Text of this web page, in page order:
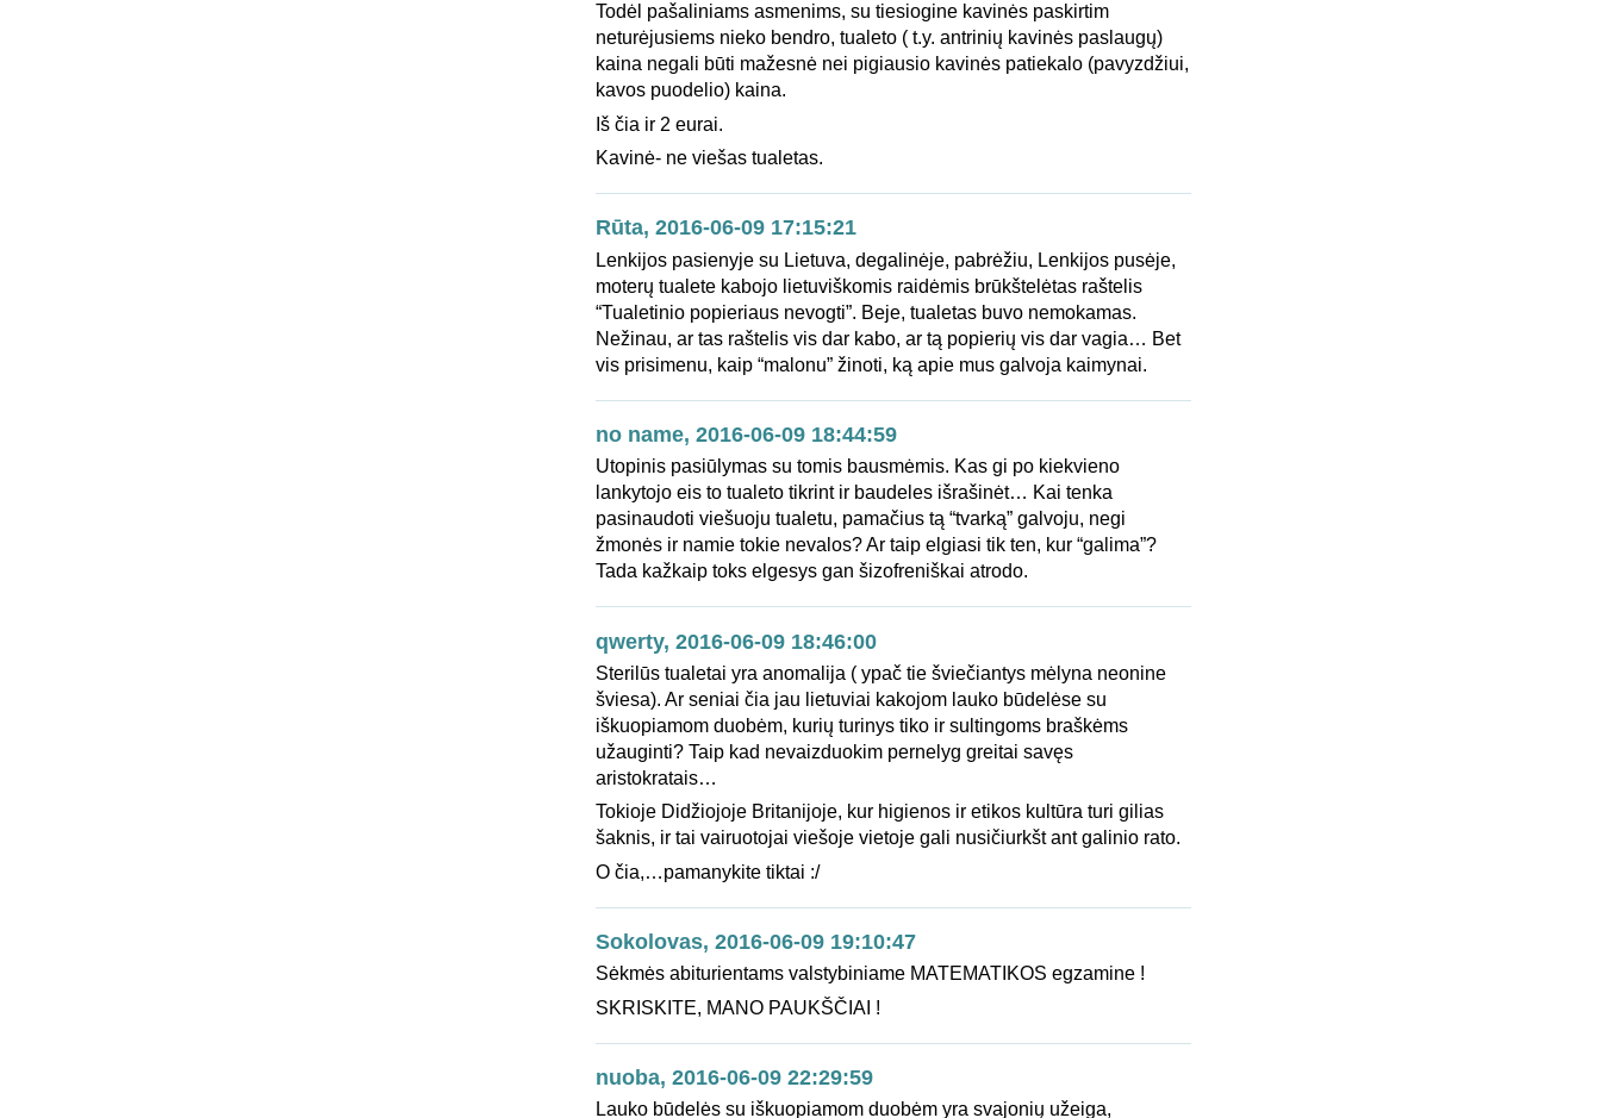
Todėl pašaliniams asmenims, su tiesiogine kavinės paskirtim
neturėjusiems nieko bendro, tualeto ( t.y. antrinių kavinės paslaugų)
kaina negali būti mažesnė nei pigiausio kavinės patiekalo (pavyzdžiui,
kavos puodelio) kaina.
Iš čia ir 2 eurai.
Kavinė- ne viešas tualetas.
Rūta, 2016-06-09 17:15:21
Lenkijos pasienyje su Lietuva, degalinėje, pabrėžiu, Lenkijos pusėje,
moterų tualete kabojo lietuviškomis raidėmis brūkštelėtas raštelis
“Tualetinio popieriaus nevogti”. Beje, tualetas buvo nemokamas.
Nežinau, ar tas raštelis vis dar kabo, ar tą popierių vis dar vagia… Bet
vis prisimenu, kaip “malonu” žinoti, ką apie mus galvoja kaimynai.
no name, 2016-06-09 18:44:59
Utopinis pasiūlymas su tomis bausmėmis. Kas gi po kiekvieno
lankytojo eis to tualeto tikrint ir baudeles išrašinėt… Kai tenka
pasinaudoti viešuoju tualetu, pamačius tą “tvarką” galvoju, negi
žmonės ir namie tokie nevalos? Ar taip elgiasi tik ten, kur “galima”?
Tada kažkaip toks elgesys gan šizofreniškai atrodo.
qwerty, 2016-06-09 18:46:00
Sterilūs tualetai yra anomalija ( ypač tie šviečiantys mėlyna neonine
šviesa). Ar seniai čia jau lietuviai kakojom lauko būdelėse su
iškuopiamom duobėm, kurių turinys tiko ir sultingoms braškėms
užauginti? Taip kad nevaizduokim pernelyg greitai savęs
aristokratais…
Tokioje Didžiojoje Britanijoje, kur higienos ir etikos kultūra turi gilias
šaknis, ir tai vairuotojai viešoje vietoje gali nusičiurkšt ant galinio rato.
O čia,…pamanykite tiktai :/
Sokolovas, 2016-06-09 19:10:47
Sėkmės abiturientams valstybiniame MATEMATIKOS egzamine !
SKRISKITE, MANO PAUKŠČIAI !
nuoba, 2016-06-09 22:29:59
Lauko būdelės su iškuopiamom duobėm yra svajonių užeiga,